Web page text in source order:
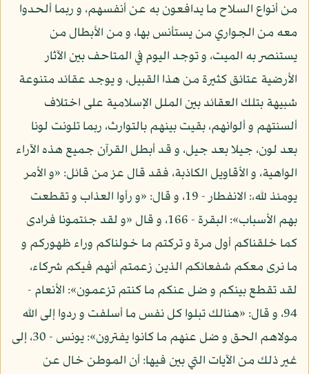
من أنواع السلاح ما يدافعون به عن أنفسهم، و ربما ألحدوا
معه من الجواري من يستأنس بها، و من الأبطال من
يستنصر به الميت، و توجد اليوم في المتاحف بين الآثار
الأرضية عتائق كثيرة من هذا القبيل، و يوجد عقائد متنوعة
شبيهة بتلك العقائد بين الملل الإسلامية على اختلاف
ألسنتهم و ألوانهم، بقيت بينهم بالتوارث، ربما تلونت لونا
بعد لون، جيلا بعد جيل، و قد أبطل القرآن جميع هذه الآراء
الواهية، و الأقاويل الكاذبة، فقد قال عز من قائل: «و الأمر
يومئذ لله،: الانفطار - 19، و قال: «و رأوا العذاب و تقطعت
بهم الأسباب»: البقرة - 166، و قال «و لقد جئتمونا فرادى
كما خلقناكم أول مرة و تركتم ما خولناكم وراء ظهوركم و
ما نرى معكم شفعائكم الذين زعمتم أنهم فيكم شركاء،
لقد تقطع بينكم و ضل عنكم ما كنتم تزعمون»: الأنعام -
94، و قال: «هنالك تبلوا كل نفس ما أسلفت و ردوا إلى الله
مولاهم الحق و ضل عنهم ما كانوا يفترون»: يونس - 30، إلى
غير ذلك من الآيات التي بين فيها: أن الموطن خال عن